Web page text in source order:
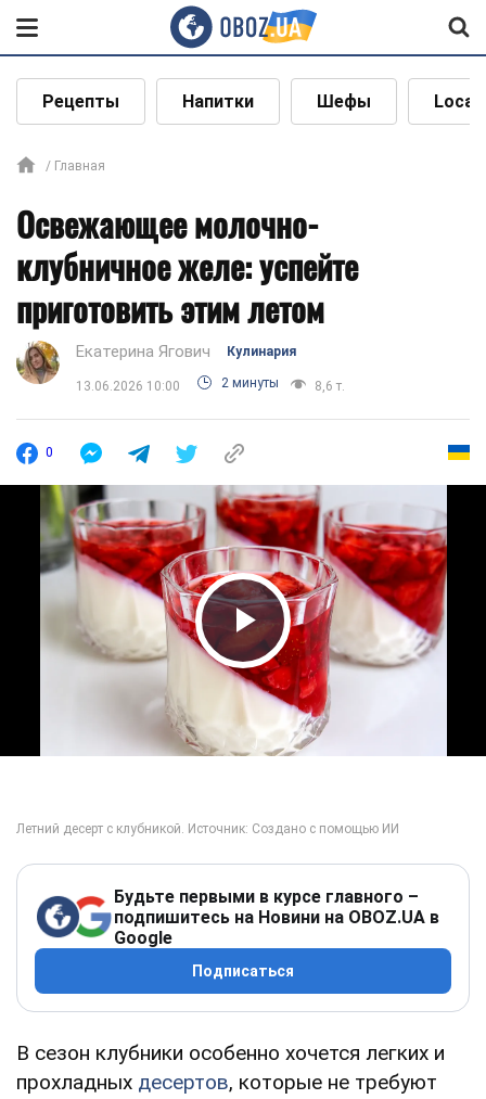
Рецепты Напитки Шефы Local
Главная
Освежающее молочно-
клубничное желе: успейте
приготовить этим летом
Екатерина Ягович Кулинария
13.06.2026 10:00 2 минуты 8,6 т.
0
Play Video
Будьте первыми в курсе главного –
подпишитесь на Новини на OBOZ.UA в
Google
Подписаться
В сезон клубники особенно хочется легких и
прохладных десертов, которые не требуют